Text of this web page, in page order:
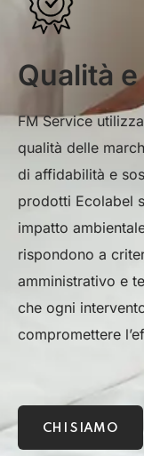
Qualità
FM Service
qualità delle
di affidabilità e
prodotti Ecolabel
impatto
rispondono a
amministrativo e
che ogni
compromettere
CHI SIAMO